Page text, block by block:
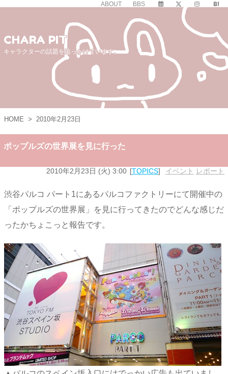
ABOUT BBS
CHARA PIT
キャラクターの話題を追っかけています。
HOME > 2010年2月23日
ポップルズの世界展を見に行った
2010年2月23日 (火) 3:00 TOPICS イベント レポート
渋谷パルコ パート1にあるパルコファクトリーにて開催中の
「ポップルズの世界展」を見に行ってきたのでどんな感じだ
ったかちょこっと報告です。